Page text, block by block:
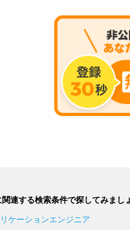
連する検索条件で探してみまし
ケーションエンジニア